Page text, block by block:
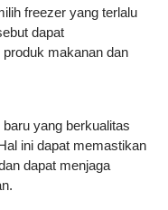
freezer yang terlalu
dapat
makanan dan
yang berkualitas
ini dapat memastikan
dapat menjaga